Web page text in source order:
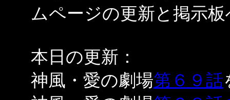
ムページの更新と掲示
本日の更新：
神風・愛の劇場第６９話